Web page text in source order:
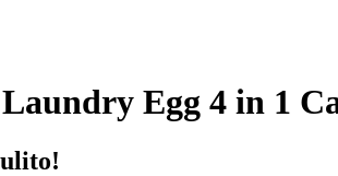
Egg 4 in 1